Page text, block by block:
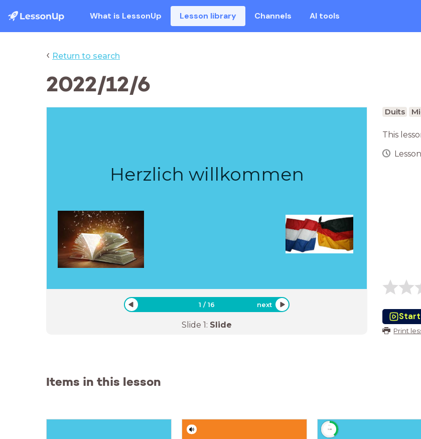
What is LessonUp Lesson library Channels AI tools
‹ Return to search
2022/12/6
Herzlich willkommen
1 /16 next
Slide 1: Slide
Duits
This
Start
Print
Items in this lesson
3:00